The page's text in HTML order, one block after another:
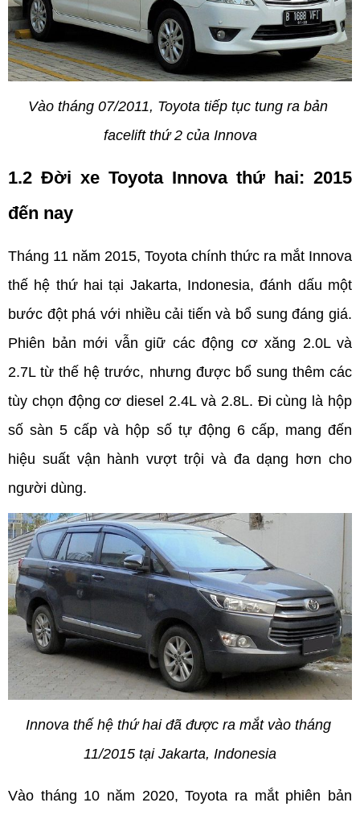
Vào tháng 07/2011, Toyota tiếp tục tung ra bản
facelift thứ 2 của Innova
1.2 Đời xe Toyota Innova thứ hai: 2015
đến nay
Tháng 11 năm 2015, Toyota chính thức ra mắt Innova
thế hệ thứ hai tại Jakarta, Indonesia, đánh dấu một
bước đột phá với nhiều cải tiến và bổ sung đáng giá.
Phiên bản mới vẫn giữ các động cơ xăng 2.0L và
2.7L từ thế hệ trước, nhưng được bổ sung thêm các
tùy chọn động cơ diesel 2.4L và 2.8L. Đi cùng là hộp
số sàn 5 cấp và hộp số tự động 6 cấp, mang đến
hiệu suất vận hành vượt trội và đa dạng hơn cho
người dùng.
Innova thế hệ thứ hai đã được ra mắt vào tháng
11/2015 tại Jakarta, Indonesia
Vào tháng 10 năm 2020, Toyota ra mắt phiên bản